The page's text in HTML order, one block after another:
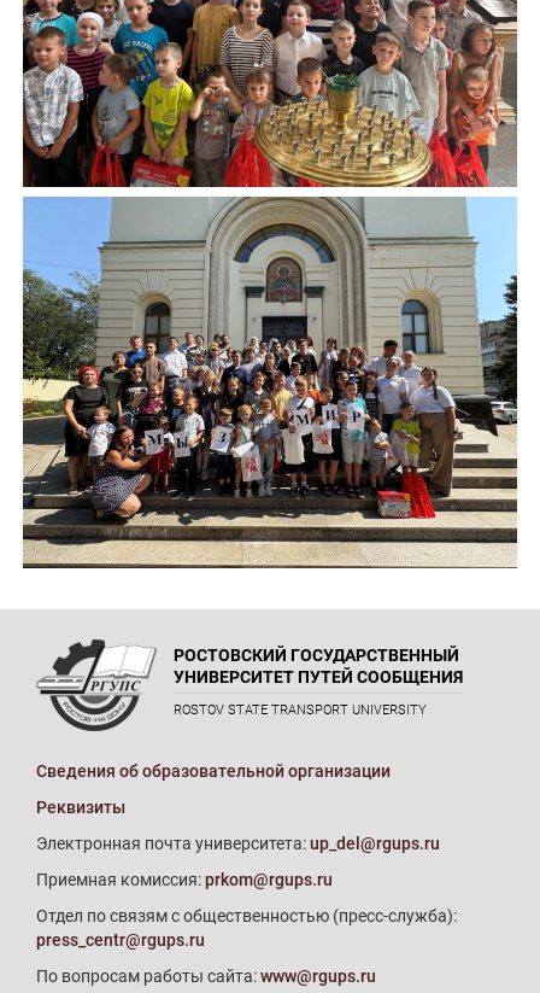
РОСТОВСКИЙ ГОСУДАРСТВЕННЫЙ
УНИВЕРСИТЕТ ПУТЕЙ СООБЩЕНИЯ
ROSTOV STATE TRANSPORT UNIVERSITY
Сведения об образовательной организации
Реквизиты
Электронная почта университета:up_del@rgups.ru
Приемная комиссия:prkom@rgups.ru
Отдел по связям с общественностью (пресс-служба):
press_centr@rgups.ru
По вопросам работы сайта:www@rgups.ru